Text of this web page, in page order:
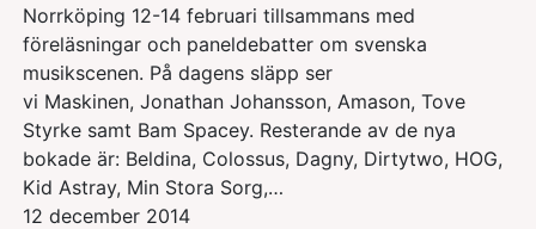
Norrköping 12-14 februari tillsammans med
föreläsningar och paneldebatter om svenska
musikscenen. På dagens släpp ser
vi Maskinen, Jonathan Johansson, Amason, Tove
Styrke samt Bam Spacey. Resterande av de nya
bokade är: Beldina, Colossus, Dagny, Dirtytwo, HOG,
Kid Astray, Min Stora Sorg,…
12 december 2014